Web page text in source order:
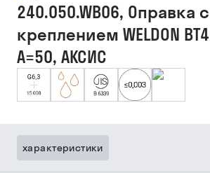
240.050.WB06, Оправка с
креплением WELDON
A=50, АКСИС
характеристики